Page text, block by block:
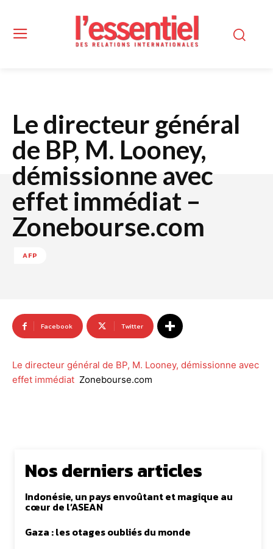
Le directeur général
de BP, M. Looney,
démissionne avec
effet immédiat –
Zonebourse.com
AFP
Facebook Twitter
Le directeur général de BP, M. Looney, démissionne avec
effet immédiat Zonebourse.com
Nos derniers articles
Indonésie, un pays envoûtant et magique au
cœur de l’ASEAN
Gaza : les otages oubliés du monde